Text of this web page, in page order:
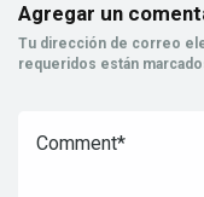
Agregar un
Tu dirección de correo
requeridos están